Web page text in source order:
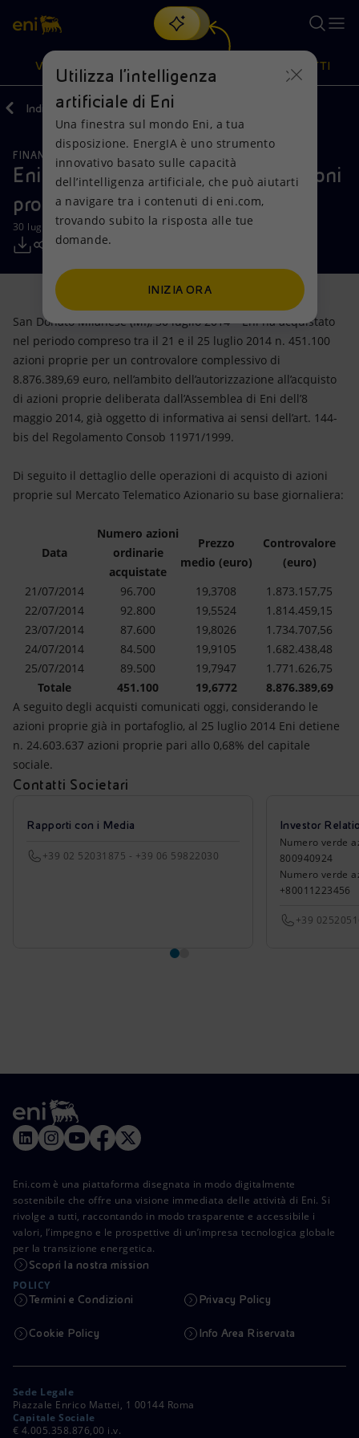
Cerca
scopri EnergIA, la nostra nuova soluzione di intelligenza
artificiale.
VISIONE
Visione
Mission e valori
Persone e Partnership
Net Zero
Modello satellitare
Energia accessibile
Innovazione
Scenari energetici
Azioni
Diversificazione energetica
Tecnologie per la transizione
Collaborazioni per l'innovazione
Attività nel mondo
PRODOTTI
Prodotti
Casa
Imprese
Mobilità
Indietro Media Comunicati Stampa
FINANZA, STRATEGIA E REPORT
Eni: informativa sull’acquisto di azioni
proprie-30072014
30 luglio 2014 - 15:35 CEST
San Donato Milanese (MI), 30 luglio 2014 – Eni ha acquistato
nel periodo compreso tra il 21 e il 25 luglio 2014 n. 451.100
azioni proprie per un controvalore complessivo di
8.876.389,69 euro, nell’ambito dell’autorizzazione all’acquisto
di azioni proprie deliberata dall’Assemblea di Eni dell’8
maggio 2014, già oggetto di informativa ai sensi dell’art. 144-
bis del Regolamento Consob 11971/1999.
Di seguito il dettaglio delle operazioni di acquisto di azioni
proprie sul Mercato Telematico Azionario su base giornaliera:
Data
Numero azioni
ordinarie
acquistate
Prezzo
medio (euro)
Controvalore
(euro)
21/07/2014
96.700 19,3708
1.873.157,75
22/07/2014
92.800 19,5524
1.814.459,15
23/07/2014
87.600 19,8026
1.734.707,56
24/07/2014
84.500 19,9105
1.682.438,48
25/07/2014
89.500 19,7947
1.771.626,75
Totale
451.100 19,6772
8.876.389,69
A seguito degli acquisti comunicati oggi, considerando le
azioni proprie già in portafoglio, al 25 luglio 2014 Eni detiene
n. 24.603.637 azioni proprie pari allo 0,68% del capitale
sociale.
Contatti Societari
Rapporti con i Media
+39 02 52031875 - +39 06 59822030
Investor
Numero verde
800940924
Numero verde
+80011223456
+39
Eni.com è una piattaforma disegnata in modo digitalmente
sostenibile che offre una visione immediata delle attività di Eni. Si
rivolge a tutti, raccontando in modo trasparente e accessibile i
valori, l’impegno e le prospettive di un’impresa tecnologica globale
per la transizione energetica.
Scopri la nostra mission
POLICY
Termini e Condizioni Privacy Policy
Cookie Policy Info Area Riservata
Sede Legale
Piazzale Enrico Mattei, 1 00144 Roma
Capitale Sociale
€ 4.005.358.876,00 i.v.
Utilizza l'intelligenza
artificiale di Eni
Una finestra sul mondo Eni, a tua
disposizione. EnergIA è uno strumento
innovativo basato sulle capacità
dell’intelligenza artificiale, che può aiutarti
a navigare tra i contenuti di eni.com,
trovando subito la risposta alle tue
domande.
INIZIA ORA